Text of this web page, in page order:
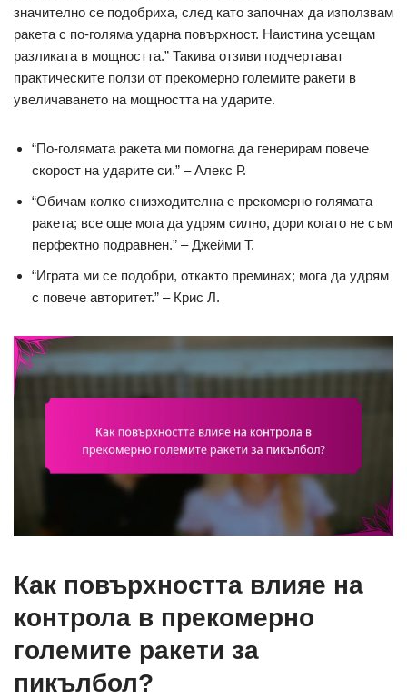
значително се подобриха, след като започнах да използвам
ракета с по-голяма ударна повърхност. Наистина усещам
разликата в мощността.” Такива отзиви подчертават
практическите ползи от прекомерно големите ракети в
увеличаването на мощността на ударите.
“По-голямата ракета ми помогна да генерирам повече
скорост на ударите си.” – Алекс Р.
“Обичам колко снизходителна е прекомерно голямата
ракета; все още мога да удрям силно, дори когато не съм
перфектно подравнен.” – Джейми Т.
“Играта ми се подобри, откакто преминах; мога да удрям
с повече авторитет.” – Крис Л.
Как повърхността влияе на
контрола в прекомерно
големите ракети за
пикълбол?